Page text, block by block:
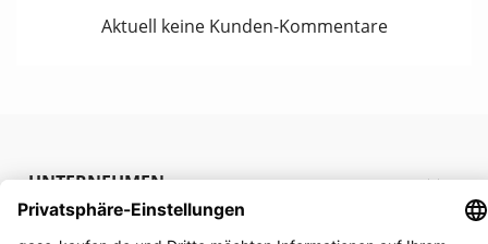
Aktuell keine Kunden-Kommentare
UNTERNEHMEN 
RECHTLICHES